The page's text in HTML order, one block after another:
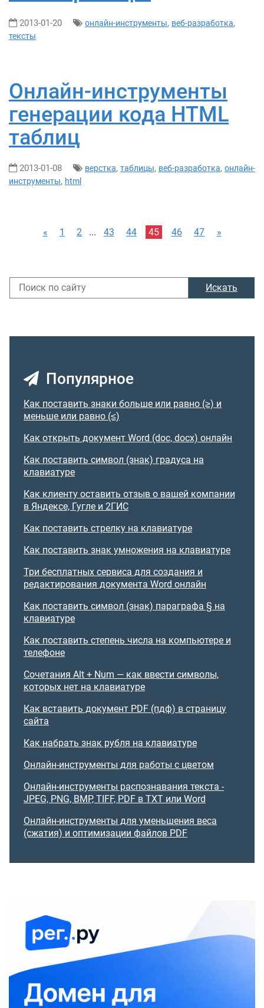
2013-01-20 онлайн-инструменты, веб-разработка,
тексты
Онлайн-инструменты
генерации кода HTML
таблиц
2013-01-08 верстка, таблицы, веб-разработка, онлайн-
инструменты, html
« 1 2 ... 43 44 45 46 47 »
Искать
Популярное
Как поставить знаки больше или равно (≥) и
меньше или равно (≤)
Как открыть документ Word (doc, docx) онлайн
Как поставить символ (знак) градуса на
клавиатуре
Как клиенту оставить отзыв о вашей компании
в Яндексе, Гугле и 2ГИС
Как поставить стрелку на клавиатуре
Как поставить знак умножения на клавиатуре
Три бесплатных сервиса для создания и
редактирования документа Word онлайн
Как поставить символ (знак) параграфа § на
клавиатуре
Как поставить степень числа на компьютере и
телефоне
Сочетания Alt + Num — как ввести символы,
которых нет на клавиатуре
Как вставить документ PDF (пдф) в страницу
сайта
Как набрать знак рубля на клавиатуре
Онлайн-инструменты для работы с цветом
Онлайн-инструменты распознавания текста -
JPEG, PNG, BMP, TIFF, PDF в TXT или Word
Онлайн-инструменты для уменьшения веса
(сжатия) и оптимизации файлов PDF